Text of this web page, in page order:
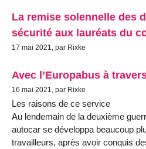
La remise solennelle des
sécurité aux lauréats du
17 mai 2021, par Rixke
Avec l’Europabus à
16 mai 2021, par Rixke
Les raisons de ce service
Au lendemain de la deuxième
autocar se développa beaucoup
travailleurs, après avoir conquis